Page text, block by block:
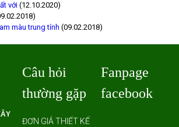
với (12.10.2020)
màu trung tính (09.02.2018)
Câu hỏi
thường gặp
ĐƠN GIÁ THIẾT KẾ
Fanpage
facebook